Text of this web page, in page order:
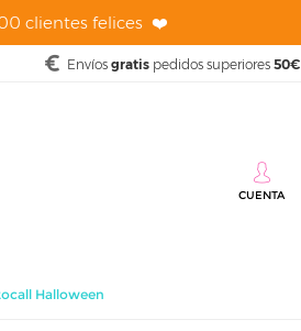
clientes felices ❤️
Envíos gratis pedidos superiores 50€
CUENTA
Halloween